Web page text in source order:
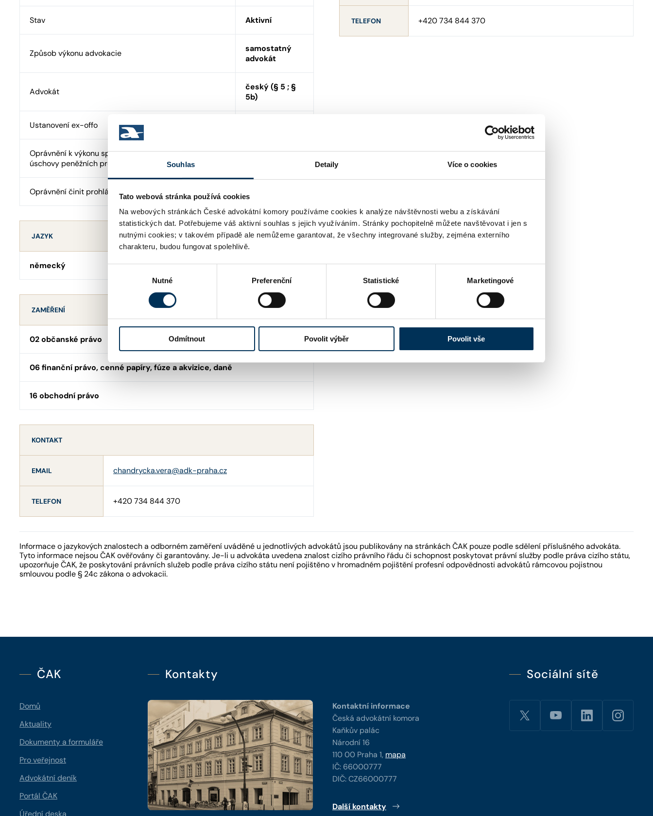
Souhlas Detaily Více o cookies
Tato webová stránka používá cookies
Na webových stránkách České advokátní komory používáme cookies k analýze návštěvnosti webu a získávání
statistických dat. Potřebujeme váš aktivní souhlas s jejich využíváním. Stránky pochopitelně můžete navštěvovat i jen s
nutnými cookies; v takovém případě ale nemůžeme garantovat, že všechny integrované služby, zejména externího
charakteru, budou fungovat spolehlivě.
Nutné Preferenční Statistické Marketingové
Odmítnout Povolit výběr Povolit vše
Stav Aktivní
Způsob výkonu advokacie
samostatný
advokát
Advokát
český (§ 5 ; §
5b)
Ustanovení ex-offo
Oprávnění k výkonu správy cizího majetku a advokátní
úschovy peněžních prostředků
Oprávnění činit prohlášení o pravosti podpisu
JAZYK
německý
ZAMĚŘENÍ
02 občanské právo
06 finanční právo, cenné papíry, fúze a akvizice, daně
16 obchodní právo
KONTAKT
EMAIL chandrycka.vera@adk-praha.cz
TELEFON +420 734 844 370
TELEFON +420 734 844 370
Informace o jazykových znalostech a odborném zaměření uváděné u jednotlivých advokátů jsou publikovány na stránkách ČAK pouze podle sdělení příslušného advokáta.
Tyto informace nejsou ČAK ověřovány či garantovány. Je-li u advokáta uvedena znalost cizího právního řádu či schopnost poskytovat právní služby podle práva cizího státu,
upozorňuje ČAK, že poskytování právních služeb podle práva cizího státu není pojištěno v hromadném pojištění profesní odpovědnosti advokátů rámcovou pojistnou
smlouvou podle § 24c zákona o advokacii.
ČAK
Domů
Aktuality
Dokumenty a formuláře
Pro veřejnost
Advokátní deník
Portál ČAK
Úřední deska
Kontakty
Kontaktní informace
Česká advokátní komora
Kaňkův palác
Národní 16
110 00 Praha 1, mapa
IČ: 66000777
DIČ: CZ66000777
Další kontakty
Sociální sítě